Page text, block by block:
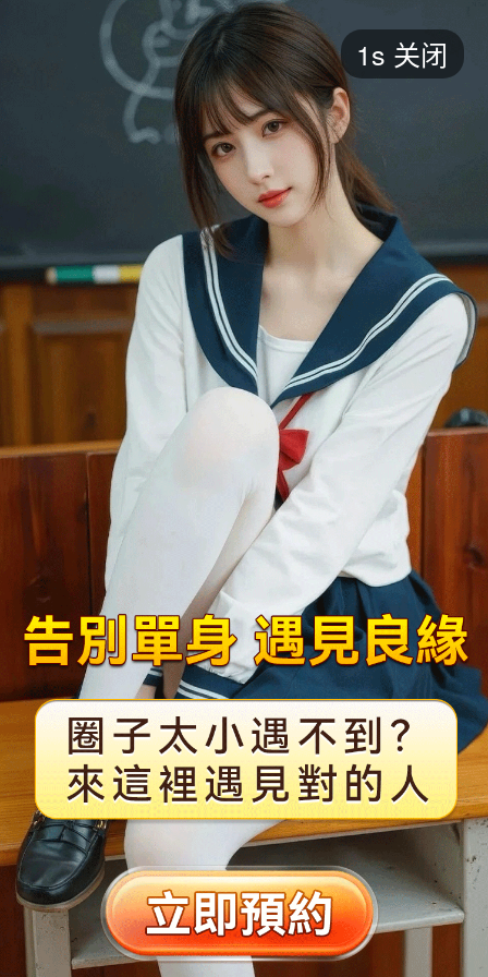
短剧
最热 添加 评分
都市 甜宠 逆袭 玄幻
2025 2024 2023 2022
全部 大陆 香港 台湾 美国 韩国 日本
1s 关闭